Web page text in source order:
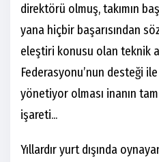
direktörü olmuş, takımın
yana hiçbir başarısından
eleştiri konusu olan teknik
Federasyonu’nun desteği ile
yönetiyor olması inanın
işareti...
Yıllardır yurt dışında